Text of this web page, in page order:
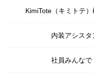
KimiTote（キミトテ
内装アシスタ
社員みんなで